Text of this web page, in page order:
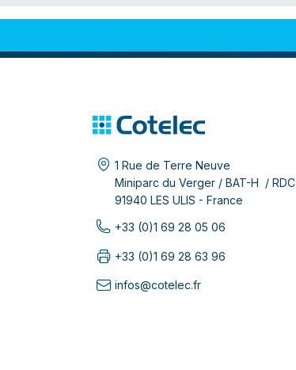
1 Rue de Terre Neuve
Miniparc du Verger / BAT-H / RDC
91940 LES ULIS - France
+33 (0)1 69 28 05 06
+33 (0)1 69 28 63 96
infos@cotelec.fr